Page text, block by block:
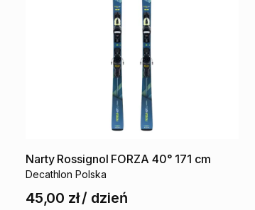
Narty Rossignol FORZA 40° 171 cm
Decathlon Polska
45,00 zł/ dzień